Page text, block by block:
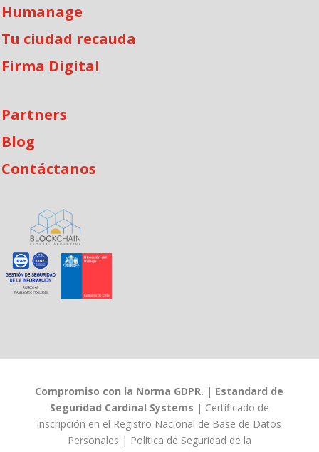
Humanage
Tu ciudad recauda
Firma Digital
Partners
Blog
Contáctanos
Compromiso con la Norma GDPR. | Estandard de
Seguridad Cardinal Systems | Certificado de
inscripción en el Registro Nacional de Base de Datos
Personales | Política de Seguridad de la